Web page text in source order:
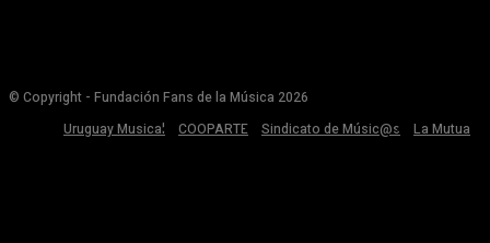
© Copyright - Fundación Fans de la Música 2026
Uruguay Musical
COOPARTE Sindicato de Músic@s La Mutua